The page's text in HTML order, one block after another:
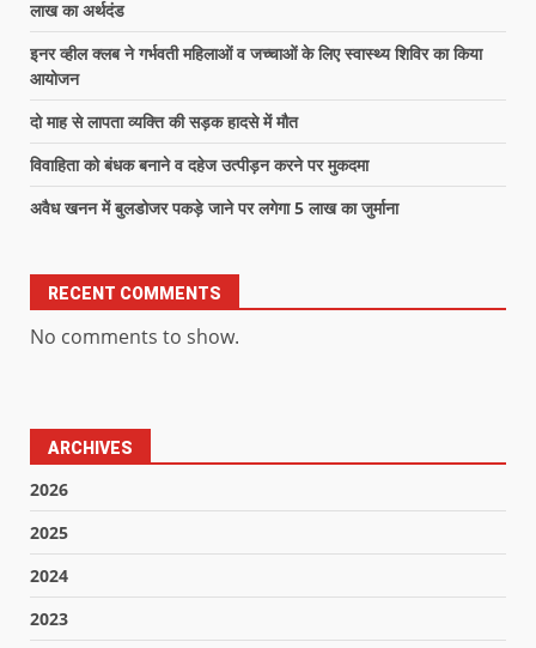
लाख का अर्थदंड
इनर व्हील क्लब ने गर्भवती महिलाओं व जच्चाओं के लिए स्वास्थ्य शिविर का किया
आयोजन
दो माह से लापता व्यक्ति की सड़क हादसे में मौत
विवाहिता को बंधक बनाने व दहेज उत्पीड़न करने पर मुकदमा
अवैध खनन में बुलडोजर पकड़े जाने पर लगेगा 5 लाख का जुर्माना
RECENT COMMENTS
No comments to show.
ARCHIVES
2026
2025
2024
2023